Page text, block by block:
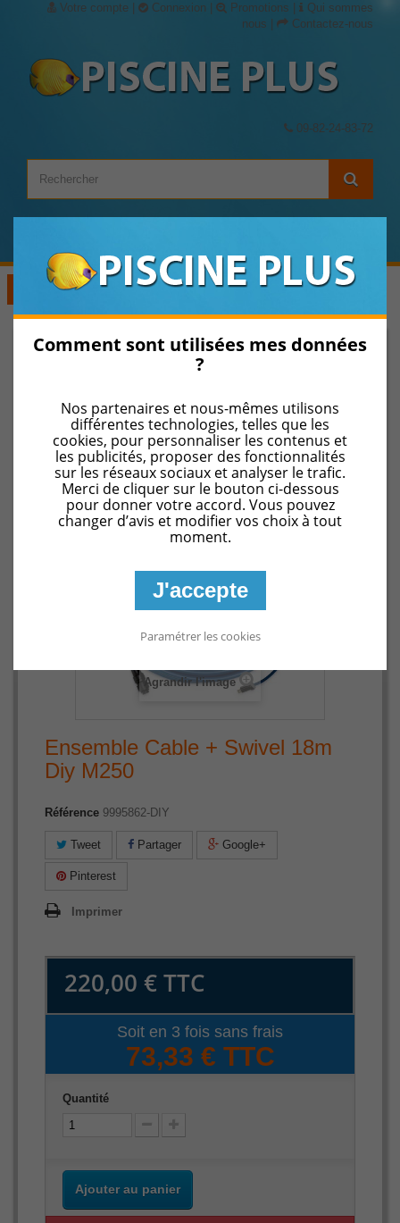
Votre compte Connexion Promotions
Qui sommes
nous
Contactez-nous
09-82-24-83-72
Voir les Catégories
Pièces détachées pour robot
Pièces détachées Supreme M4 (M400)
Ensemble Cable +
Swivel 18m Diy M250
Agrandir l'image
Ensemble Cable + Swivel 18m
Diy M250
Référence 9995862-DIY
Tweet Partager Google+
Pinterest
Imprimer
220,00 €TTC
Soit en 3 fois sans frais
73,33 € TTC
Quantité
Ajouter au panier
Comment sont utilisées mes données
?
Nos partenaires et nous-mêmes utilisons
différentes technologies, telles que les
cookies, pour personnaliser les contenus et
les publicités, proposer des fonctionnalités
sur les réseaux sociaux et analyser le trafic.
Merci de cliquer sur le bouton ci-dessous
pour donner votre accord. Vous pouvez
changer d’avis et modifier vos choix à tout
moment.
J'accepte
Paramétrer les cookies